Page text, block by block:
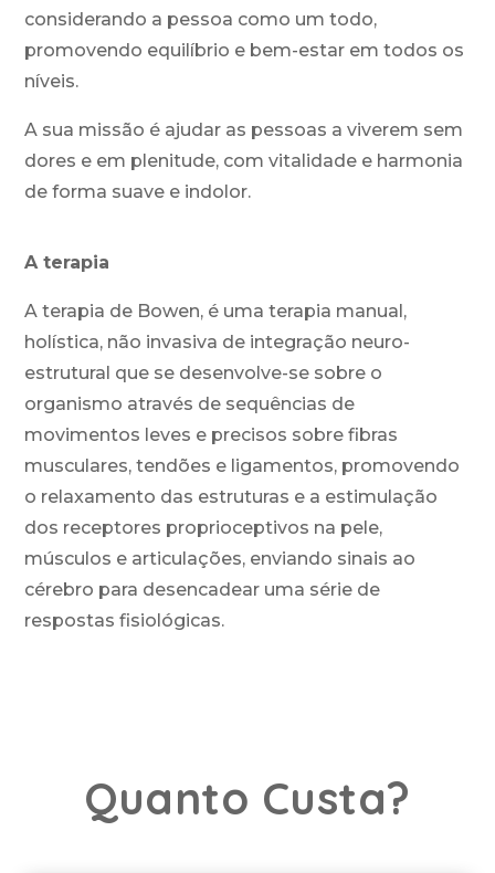
considerando a pessoa como um todo,
promovendo equilíbrio e bem-estar em todos os
níveis.
A sua missão é ajudar as pessoas a viverem sem
dores e em plenitude, com vitalidade e harmonia
de forma suave e indolor.
A terapia
A terapia de Bowen, é uma terapia manual,
holística, não invasiva de integração neuro-
estrutural que se desenvolve-se sobre o
organismo através de sequências de
movimentos leves e precisos sobre fibras
musculares, tendões e ligamentos, promovendo
o relaxamento das estruturas e a estimulação
dos receptores proprioceptivos na pele,
músculos e articulações, enviando sinais ao
cérebro para desencadear uma série de
respostas fisiológicas.
Quanto Custa?